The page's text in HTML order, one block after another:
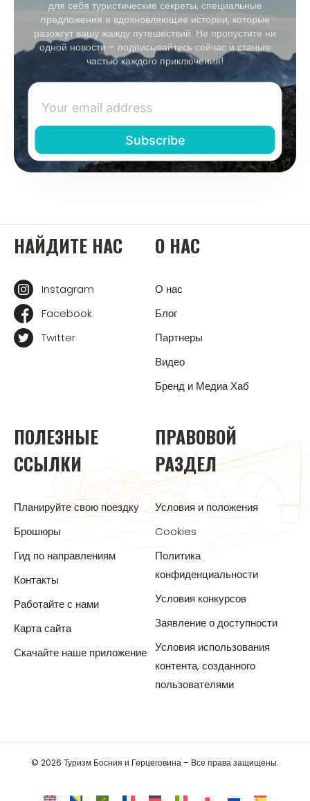
для себя туристические секреты, специальные
предложения и вдохновляющие истории, которые
разожгут вашу жажду путешествий. Не пропустите ни
одной новости – подписывайтесь сейчас и станьте
частью каждого приключения!
НАЙДИТЕ НАС
Instagram
Facebook
Twitter
О НАС
О нас
Блог
Партнеры
Видео
Бренд и Медиа Хаб
ПОЛЕЗНЫЕ
ССЫЛКИ
Планируйте свою поездку
Брошюры
Гид по направлениям
Контакты
Работайте с нами
Карта сайта
Скачайте наше приложение
ПРАВОВОЙ
РАЗДЕЛ
Условия и положения
Cookies
Политика
конфиденциальности
Условия конкурсов
Заявление о доступности
Условия использования
контента, созданного
пользователями
© 2026 Туризм Босния и Герцеговина – Все права защищены.